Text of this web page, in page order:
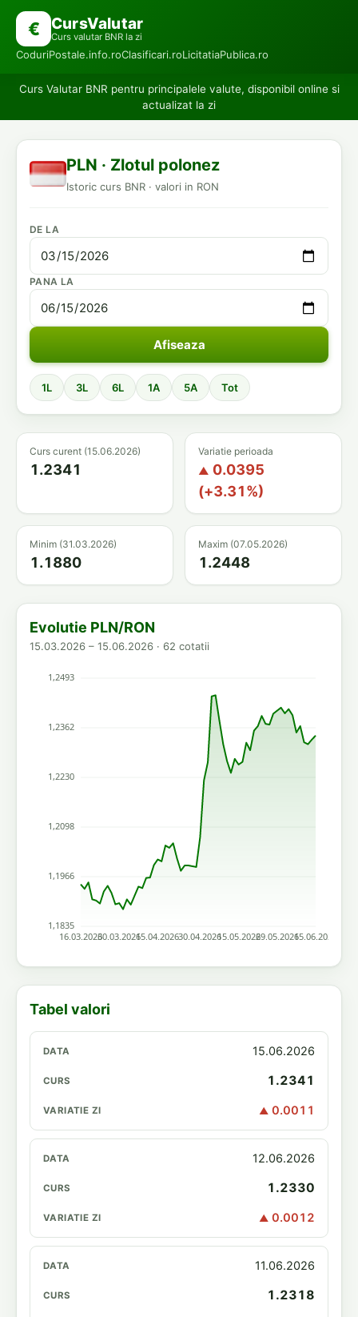
€ CursValutar
Curs valutar BNR la zi
CoduriPostale.info.roClasificari.roLicitatiaPublica.ro
Curs Valutar BNR pentru principalele valute, disponibil online si
actualizat la zi
PLN · Zlotul polonez
Istoric curs BNR · valori in RON
DE LA
PANA LA
Afiseaza
1L 3L 6L 1A 5A Tot
Curs curent (15.06.2026)
1.2341
Variatie perioada
▲ 0.0395
(+3.31%)
Minim (31.03.2026)
1.1880
Maxim (07.05.2026)
1.2448
Evolutie PLN/RON
15.03.2026 – 15.06.2026 · 62 cotatii
Tabel valori
15.06.2026
1.2341
▲ 0.0011
12.06.2026
1.2330
▲ 0.0012
11.06.2026
1.2318